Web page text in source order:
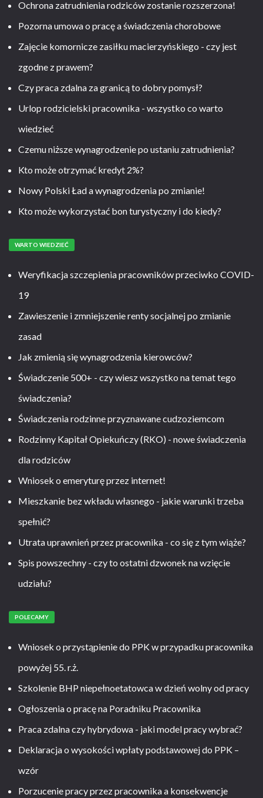
Ochrona zatrudnienia rodziców zostanie rozszerzona!
Pozorna umowa o pracę a świadczenia chorobowe
Zajęcie komornicze zasiłku macierzyńskiego - czy jest
zgodne z prawem?
Czy praca zdalna za granicą to dobry pomysł?
Urlop rodzicielski pracownika - wszystko co warto
wiedzieć
Czemu niższe wynagrodzenie po ustaniu zatrudnienia?
Kto może otrzymać kredyt 2%?
Nowy Polski Ład a wynagrodzenia po zmianie!
Kto może wykorzystać bon turystyczny i do kiedy?
WARTO WIEDZIEĆ
Weryfikacja szczepienia pracowników przeciwko COVID-
19
Zawieszenie i zmniejszenie renty socjalnej po zmianie
zasad
Jak zmienią się wynagrodzenia kierowców?
Świadczenie 500+ - czy wiesz wszystko na temat tego
świadczenia?
Świadczenia rodzinne przyznawane cudzoziemcom
Rodzinny Kapitał Opiekuńczy (RKO) - nowe świadczenia
dla rodziców
Wniosek o emeryturę przez internet!
Mieszkanie bez wkładu własnego - jakie warunki trzeba
spełnić?
Utrata uprawnień przez pracownika - co się z tym wiąże?
Spis powszechny - czy to ostatni dzwonek na wzięcie
udziału?
POLECAMY
Wniosek o przystąpienie do PPK w przypadku pracownika
powyżej 55. r.ż.
Szkolenie BHP niepełnoetatowca w dzień wolny od pracy
Ogłoszenia o pracę na Poradniku Pracownika
Praca zdalna czy hybrydowa - jaki model pracy wybrać?
Deklaracja o wysokości wpłaty podstawowej do PPK –
wzór
Porzucenie pracy przez pracownika a konsekwencje